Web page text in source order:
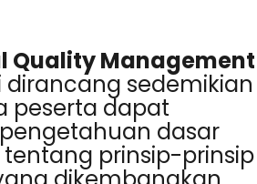
Quality Management
dirancang sedemikian
peserta dapat
dasar
prinsip-prinsip